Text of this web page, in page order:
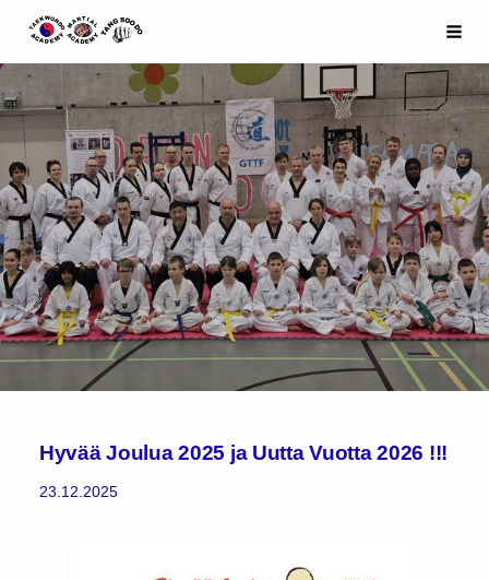
Siirry
sivun
sisältöön
Espoo Taekwondo Academy ry
Hyvää Joulua 2025 ja Uutta Vuotta 2026 !!!
23.12.2025